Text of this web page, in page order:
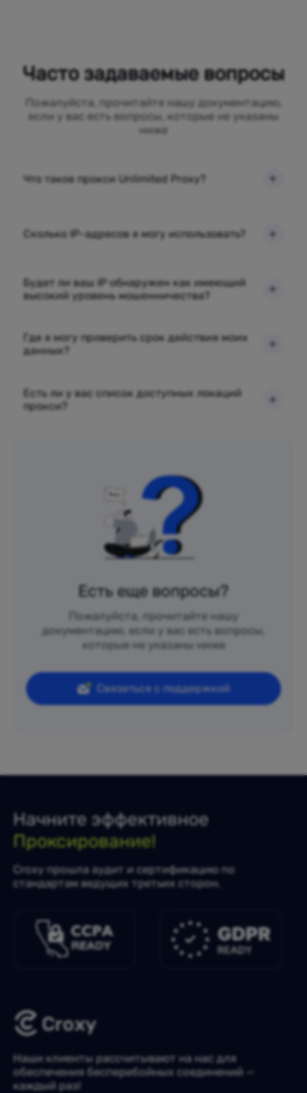
Часто задаваемые вопросы
Пожалуйста, прочитайте нашу документацию,
если у вас есть вопросы, которые не указаны
ниже
Что такое прокси Unlimited Proxy?
Сколько IP-адресов я могу использовать?
Будет ли ваш IP обнаружен как имеющий
высокий уровень мошенничества?
Где я могу проверить срок действия моих
данных?
Есть ли у вас список доступных локаций
прокси?
Есть еще вопросы?
Пожалуйста, прочитайте нашу
документацию, если у вас есть вопросы,
которые не указаны ниже
Связаться с поддержкой
Начните эффективное
Проксирование!
Croxy прошла аудит и сертификацию по
стандартам ведущих третьих сторон.
Наши клиенты рассчитывают на нас для
обеспечения бесперебойных соединений —
каждый раз!